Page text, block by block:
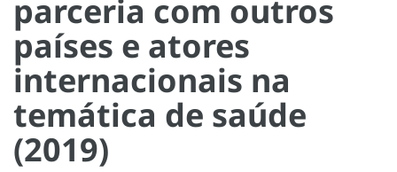
parceria com outros
países e atores
internacionais na
temática de saúde
(2019)